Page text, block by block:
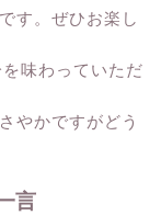
す。ぜひお楽し
味わっていただ
やかですがどう
言